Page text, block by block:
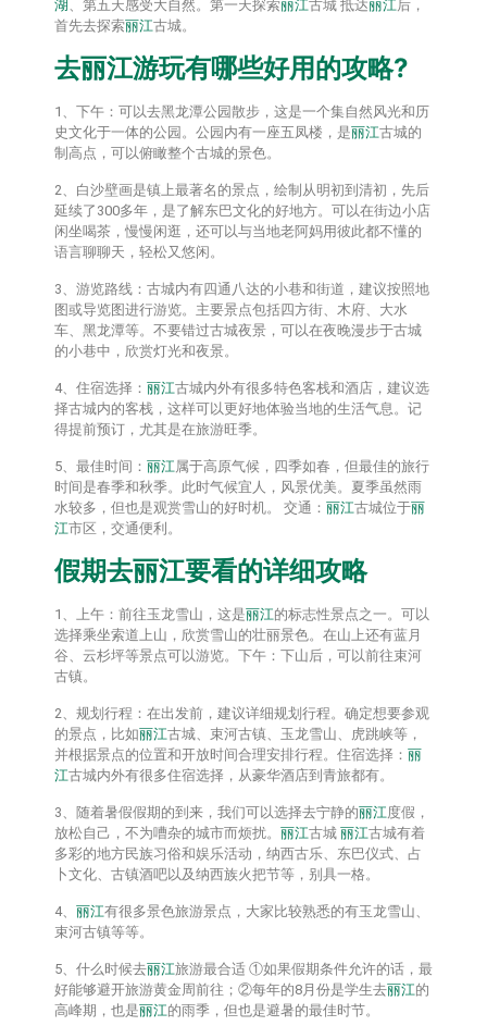
湖、第五天感受大自然。第一天探索丽江古城 抵达丽江后，
首先去探索丽江古城。
去丽江游玩有哪些好用的攻略?
1、下午：可以去黑龙潭公园散步，这是一个集自然风光和历
史文化于一体的公园。公园内有一座五凤楼，是丽江古城的
制高点，可以俯瞰整个古城的景色。
2、白沙壁画是镇上最著名的景点，绘制从明初到清初，先后
延续了300多年，是了解东巴文化的好地方。可以在街边小店
闲坐喝茶，慢慢闲逛，还可以与当地老阿妈用彼此都不懂的
语言聊聊天，轻松又悠闲。
3、游览路线：古城内有四通八达的小巷和街道，建议按照地
图或导览图进行游览。主要景点包括四方街、木府、大水
车、黑龙潭等。不要错过古城夜景，可以在夜晚漫步于古城
的小巷中，欣赏灯光和夜景。
4、住宿选择： 丽江古城内外有很多特色客栈和酒店，建议选
择古城内的客栈，这样可以更好地体验当地的生活气息。记
得提前预订，尤其是在旅游旺季。
5、最佳时间： 丽江属于高原气候，四季如春，但最佳的旅行
时间是春季和秋季。此时气候宜人，风景优美。夏季虽然雨
水较多，但也是观赏雪山的好时机。 交通： 丽江古城位于丽
江市区，交通便利。
假期去丽江要看的详细攻略
1、上午：前往玉龙雪山，这是丽江的标志性景点之一。可以
选择乘坐索道上山，欣赏雪山的壮丽景色。在山上还有蓝月
谷、云杉坪等景点可以游览。下午：下山后，可以前往束河
古镇。
2、规划行程：在出发前，建议详细规划行程。确定想要参观
的景点，比如丽江古城、束河古镇、玉龙雪山、虎跳峡等，
并根据景点的位置和开放时间合理安排行程。住宿选择： 丽
江古城内外有很多住宿选择，从豪华酒店到青旅都有。
3、随着暑假假期的到来，我们可以选择去宁静的丽江度假，
放松自己，不为嘈杂的城市而烦扰。 丽江古城 丽江古城有着
多彩的地方民族习俗和娱乐活动，纳西古乐、东巴仪式、占
卜文化、古镇酒吧以及纳西族火把节等，别具一格。
4、 丽江有很多景色旅游景点，大家比较熟悉的有玉龙雪山、
束河古镇等等。
5、什么时候去丽江旅游最合适 ①如果假期条件允许的话，最
好能够避开旅游黄金周前往；②每年的8月份是学生去丽江的
高峰期，也是丽江的雨季，但也是避暑的最佳时节。